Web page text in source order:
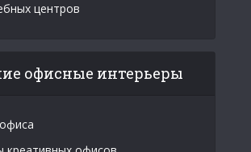
центров
офисные интерьеры